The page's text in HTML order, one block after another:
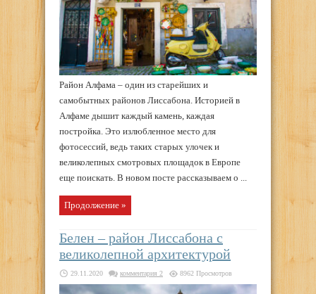
Район Алфама – один из старейших и
самобытных районов Лиссабона. Историей в
Алфаме дышит каждый камень, каждая
постройка. Это излюбленное место для
фотосессий, ведь таких старых улочек и
великолепных смотровых площадок в Европе
еще поискать. В новом посте рассказываем о ...
Продолжение »
Белен – район Лиссабона с
великолепной архитектурой
29.11.2020 комментария 2 8962 Просмотров